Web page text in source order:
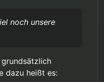
noch unsere
dazu heißt es: